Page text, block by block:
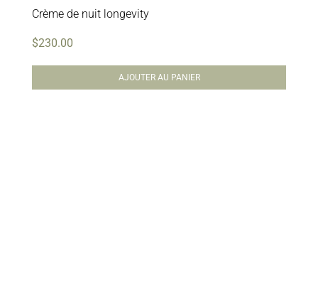
Crème de nuit longevity
$230.00
AJOUTER AU PANIER